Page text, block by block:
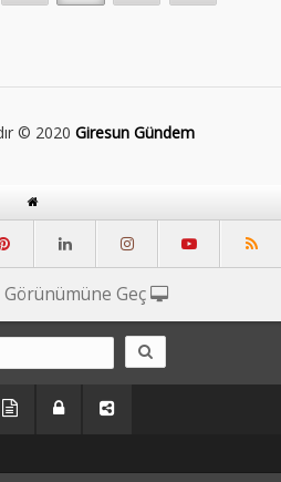
© 2020 Giresun Gündem
Geç